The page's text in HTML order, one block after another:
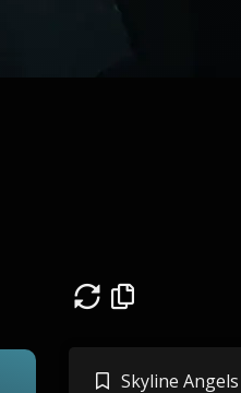
Skyline Angels